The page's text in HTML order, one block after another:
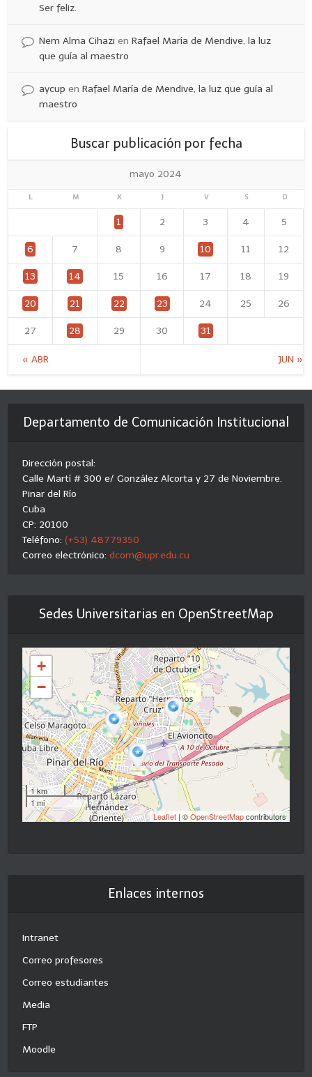
Ser feliz.
Nem Alma Cihazı enRafael María de Mendive, la luz
que guía al maestro
aycup enRafael María de Mendive, la luz que guía al
maestro
Buscar publicación por fecha
mayo 2024
L M X J V S D
« ABR JUN »
1 2 3 4 5
6 7 8 9 10 11 12
13 14 15 16 17 18 19
20 21 22 23 24 25 26
27 28 29 30 31
Departamento de Comunicación Institucional
Dirección postal:
Calle Martí # 300 e/ González Alcorta y 27 de Noviembre.
Pinar del Río
Cuba
CP: 20100
Teléfono:(+53) 48779350
Correo electrónico:dcom@upr.edu.cu
Sedes Universitarias en OpenStreetMap
+
−
1 km
1 mi
Leaflet| ©OpenStreetMapcontributors
Enlaces internos
Intranet
Correo profesores
Correo estudiantes
Media
FTP
Moodle